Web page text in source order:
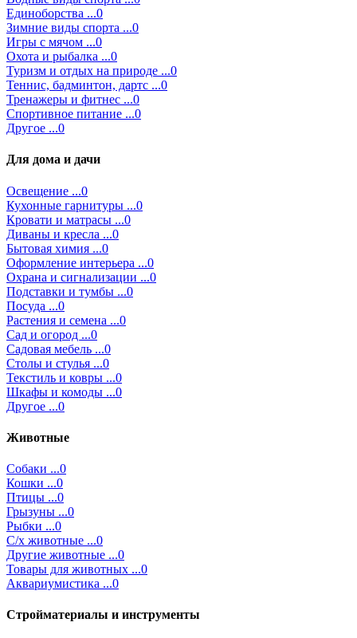
Единоборства ...0
Зимние виды спорта ...0
Игры с мячом ...0
Охота и рыбалка ...0
Туризм и отдых на природе ...0
Теннис, бадминтон, дартс ...0
Тренажеры и фитнес ...0
Спортивное питание ...0
Другое ...0
Для дома и дачи
Освещение ...0
Кухонные гарнитуры ...0
Кровати и матрасы ...0
Диваны и кресла ...0
Бытовая химия ...0
Оформление интерьера ...0
Охрана и сигнализации ...0
Подставки и тумбы ...0
Посуда ...0
Растения и семена ...0
Сад и огород ...0
Садовая мебель ...0
Столы и стулья ...0
Текстиль и ковры ...0
Шкафы и комоды ...0
Другое ...0
Животные
Собаки ...0
Кошки ...0
Птицы ...0
Грызуны ...0
Рыбки ...0
С/х животные ...0
Другие животные ...0
Товары для животных ...0
Аквариумистика ...0
Стройматериалы и инструменты